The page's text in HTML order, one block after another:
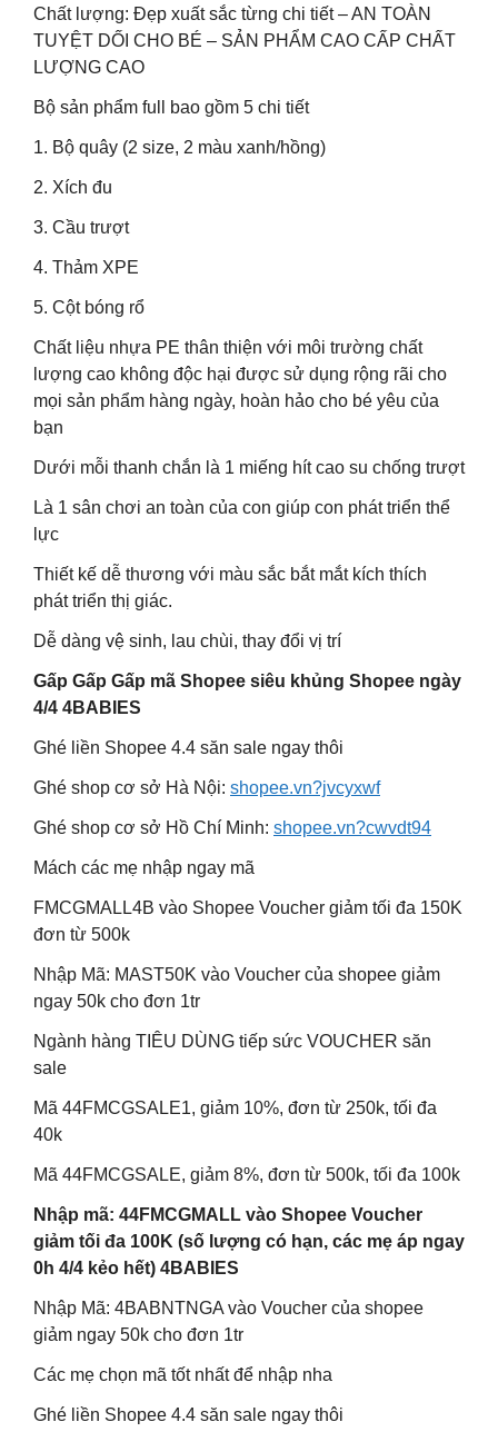
Chất lượng: Đẹp xuất sắc từng chi tiết – AN TOÀN
TUYỆT DỐI CHO BÉ – SẢN PHẨM CAO CẤP CHẤT
LƯỢNG CAO
Bộ sản phẩm full bao gồm 5 chi tiết
1. Bộ quây (2 size, 2 màu xanh/hồng)
2. Xích đu
3. Cầu trượt
4. Thảm XPE
5. Cột bóng rổ
Chất liệu nhựa PE thân thiện với môi trường chất
lượng cao không độc hại được sử dụng rộng rãi cho
mọi sản phẩm hàng ngày, hoàn hảo cho bé yêu của
bạn
Dưới mỗi thanh chắn là 1 miếng hít cao su chống trượt
Là 1 sân chơi an toàn của con giúp con phát triển thể
lực
Thiết kế dễ thương với màu sắc bắt mắt kích thích
phát triển thị giác.
Dễ dàng vệ sinh, lau chùi, thay đổi vị trí
Gấp Gấp Gấp mã Shopee siêu khủng Shopee ngày
4/4 4BABIES
Ghé liền Shopee 4.4 săn sale ngay thôi
Ghé shop cơ sở Hà Nội: shopee.vn?jvcyxwf
Ghé shop cơ sở Hồ Chí Minh: shopee.vn?cwvdt94
Mách các mẹ nhập ngay mã
FMCGMALL4B vào Shopee Voucher giảm tối đa 150K
đơn từ 500k
Nhập Mã: MAST50K vào Voucher của shopee giảm
ngay 50k cho đơn 1tr
Ngành hàng TIÊU DÙNG tiếp sức VOUCHER săn
sale
Mã 44FMCGSALE1, giảm 10%, đơn từ 250k, tối đa
40k
Mã 44FMCGSALE, giảm 8%, đơn từ 500k, tối đa 100k
Nhập mã: 44FMCGMALL vào Shopee Voucher
giảm tối đa 100K (số lượng có hạn, các mẹ áp ngay
0h 4/4 kẻo hết) 4BABIES
Nhập Mã: 4BABNTNGA vào Voucher của shopee
giảm ngay 50k cho đơn 1tr
Các mẹ chọn mã tốt nhất để nhập nha
Ghé liền Shopee 4.4 săn sale ngay thôi